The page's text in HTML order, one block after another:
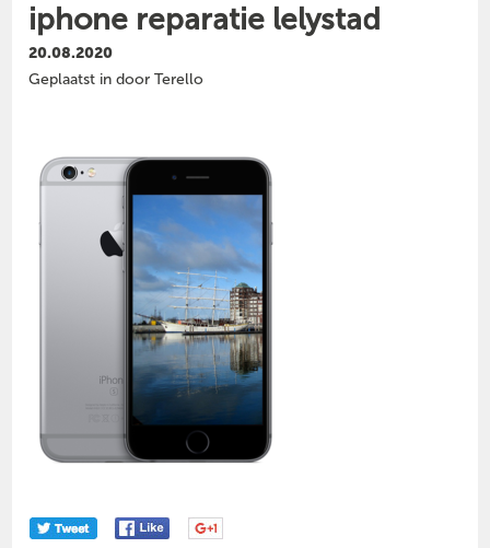
iphone reparatie lelystad
20.08.2020
Geplaatst in door Terello